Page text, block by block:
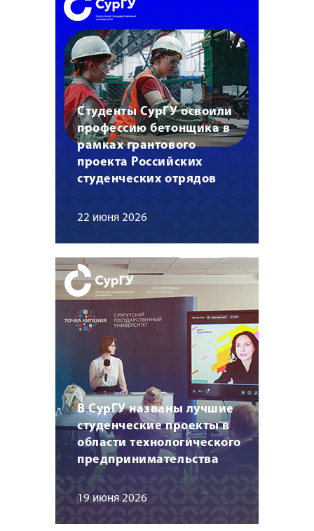
Студенты СурГУ освоили
профессию бетонщика в
рамках грантового
проекта Российских
студенческих отрядов
22 июня 2026
В СурГУ названы лучшие
студенческие проекты в
области технологического
предпринимательства
19 июня 2026